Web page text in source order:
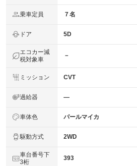
乗車定員 ７名
ドア 5D
エコカー減
税対象車
－
ミッション CVT
過給器 ―
車体色 パールマイカ
駆動方式 2WD
車台番号下
3桁
393